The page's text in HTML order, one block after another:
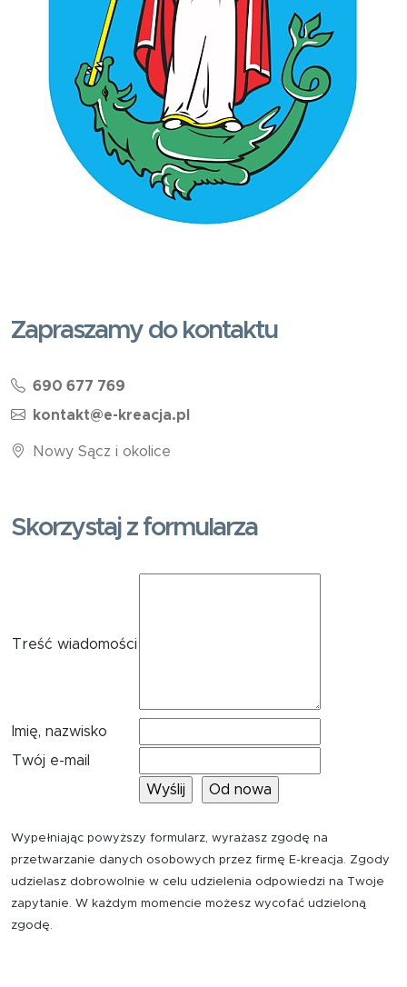
Zapraszamy do kontaktu
690 677 769
kontakt@e-kreacja.pl
Nowy Sącz i okolice
Skorzystaj z formularza
Treść wiadomości
Imię, nazwisko
Twój e-mail
Wypełniając powyższy formularz, wyrażasz zgodę na
przetwarzanie danych osobowych przez firmę E-kreacja. Zgody
udzielasz dobrowolnie w celu udzielenia odpowiedzi na Twoje
zapytanie. W każdym momencie możesz wycofać udzieloną
zgodę.